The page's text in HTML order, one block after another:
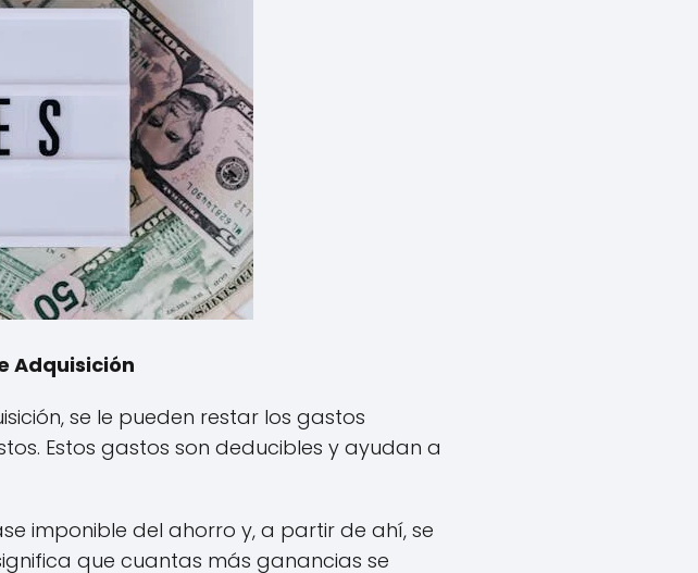
Adquisición
se le pueden restar los gastos
Estos gastos son deducibles y ayudan a
imponible del ahorro y, a partir de ahí, se
que cuantas más ganancias se